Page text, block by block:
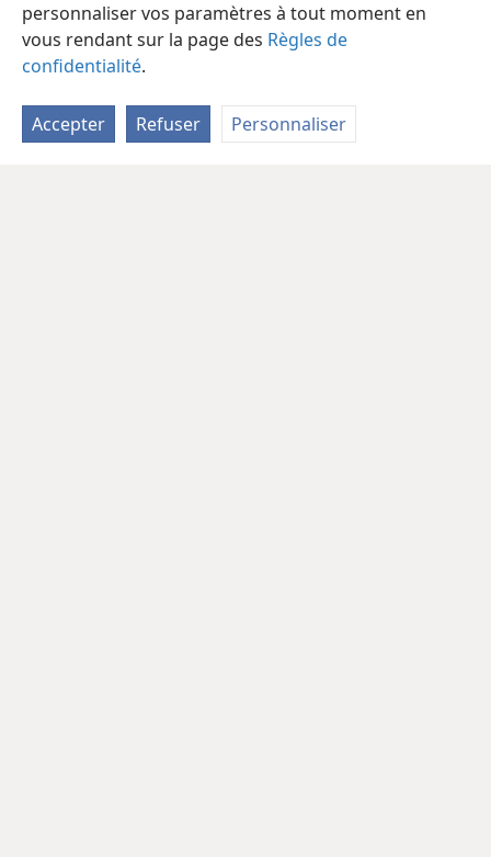
personnaliser vos paramètres à tout moment en
vous rendant sur la page des Règles de
confidentialité.
Accepter Refuser Personnaliser